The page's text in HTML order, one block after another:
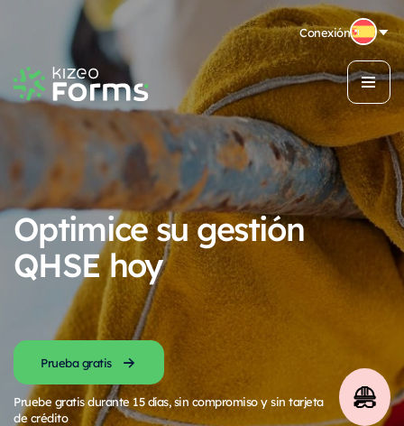
Conexión
Optimice su gestión
QHSE hoy
Prueba gratis
Pruebe gratis durante 15 días, sin compromiso y sin tarjeta
de crédito